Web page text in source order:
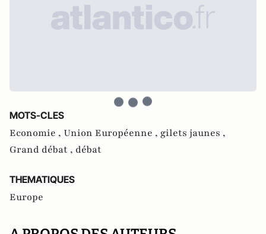
MOTS-CLES
Economie , Union Européenne , gilets jaunes ,
Grand débat , débat
THEMATIQUES
Europe